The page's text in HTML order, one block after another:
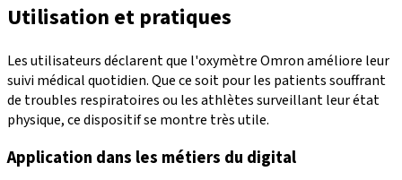
Utilisation et pratiques
Les utilisateurs déclarent que l'oxymètre Omron améliore leur
suivi médical quotidien. Que ce soit pour les patients souffrant
de troubles respiratoires ou les athlètes surveillant leur état
physique, ce dispositif se montre très utile.
Application dans les métiers du digital